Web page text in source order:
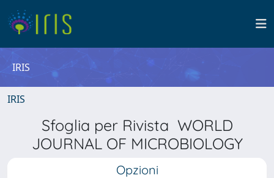
IRIS
IRIS
Sfoglia per Rivista WORLD
JOURNAL OF MICROBIOLOGY
Opzioni